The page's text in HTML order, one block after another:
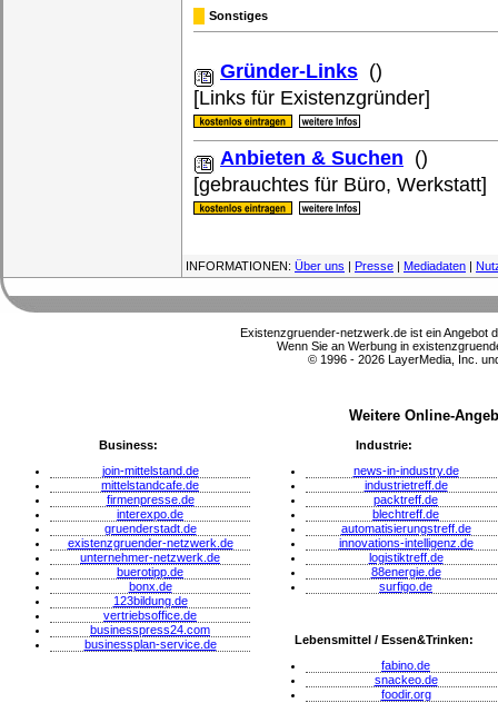
Sonstiges
Gründer-Links ()
[Links für Existenzgründer]
Anbieten & Suchen ()
[gebrauchtes für Büro, Werkstatt]
INFORMATIONEN: Über uns | Presse | Mediadaten |
Existenzgruender-netzwerk.de ist ein Angebot
Wenn Sie an Werbung in
© 1996 - 2026 LayerMedia, Inc.
Weitere Online-
Business:
join-mittelstand.de
mittelstandcafe.de
firmenpresse.de
interexpo.de
gruenderstadt.de
existenzgruender-netzwerk.de
unternehmer-netzwerk.de
buerotipp.de
bonx.de
123bildung.de
vertriebsoffice.de
businesspress24.com
businessplan-service.de
Industrie:
news-in-industry.de
industrietreff.de
packtreff.de
blechtreff.de
automatisierungstreff.de
innovations-intelligenz.de
logistiktreff.de
88energie.de
surfigo.de
Lebensmittel / Essen&Trinken:
fabino.de
snackeo.de
foodir.org